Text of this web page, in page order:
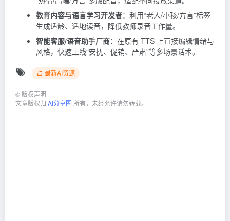
教育内容与语言学习开发者：利用“老人/小孩/方言”标签
生成适龄、适地读音，降低教师录音工作量。
智能客服/语音助手厂商：在原有 TTS 上直接编辑情绪与
风格，快速上线“安抚、促销、严肃”等多场景话术。
最新AI资源
© 版权声明
文章版权归 AI分享圈 所有，未经允许请勿转载。